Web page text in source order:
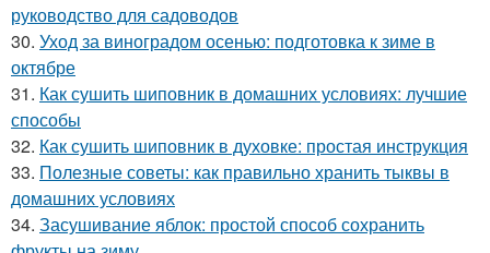
руководство для садоводов
30. Уход за виноградом осенью: подготовка к зиме в
октябре
31. Как сушить шиповник в домашних условиях: лучшие
способы
32. Как сушить шиповник в духовке: простая инструкция
33. Полезные советы: как правильно хранить тыквы в
домашних условиях
34. Засушивание яблок: простой способ сохранить